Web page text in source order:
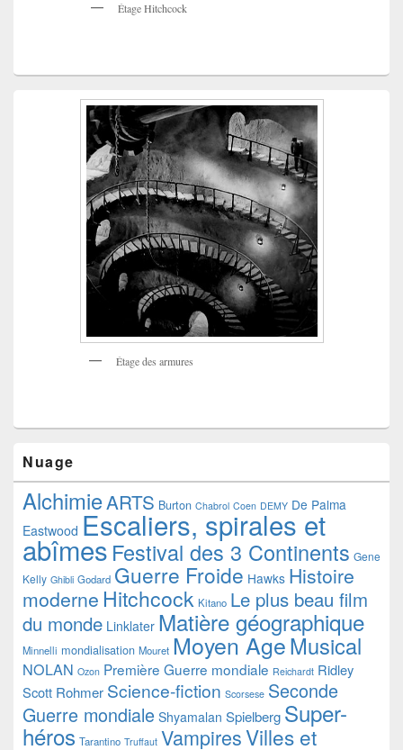
Étage Hitchcock
Étage des armures
Nuage
AlchimieARTS Burton Chabrol Coen DEMY De Palma
Eastwood Escaliers, spirales et
abîmesFestival des 3 Continents Gene
Kelly Ghibli Godard Guerre Froide Hawks Histoire
moderne Hitchcock Kitano Le plus beau film
du monde Linklater Matière géographique
Minnelli mondialisation Mouret Moyen AgeMusical
NOLAN Ozon Première Guerre mondiale Reichardt Ridley
Scott Rohmer Science-fiction Scorsese Seconde
Guerre mondiale Shyamalan Spielberg Super-
héros Tarantino Truffaut VampiresVilles et